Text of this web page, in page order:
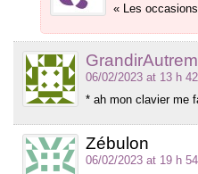
« Les
06/02/2023 at 13 h
* ah mon clavier me
Zébulon
06/02/2023 at 19 h